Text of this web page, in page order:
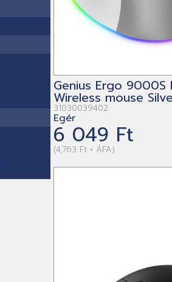
Genius Ergo 9000S
Wireless mouse
31030039402
Egér
6 049 Ft
(4,763 Ft + ÁFA)